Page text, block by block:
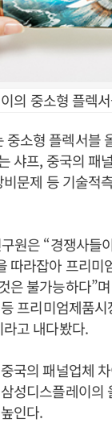
의 중소형 플렉
중소형 플렉서블
샤프, 중국의 패
문제 등 기술적
원은 “경쟁사들
따라잡아 프리미
은 불가능하다”
프리미엄제품
고 내다봤다.
국의 패널업체
성디스플레이의
인다.